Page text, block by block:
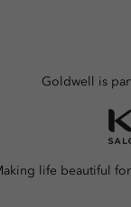
Goldwell is
life beautiful for